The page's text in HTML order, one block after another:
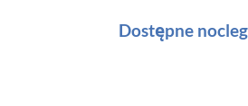
Dostępne